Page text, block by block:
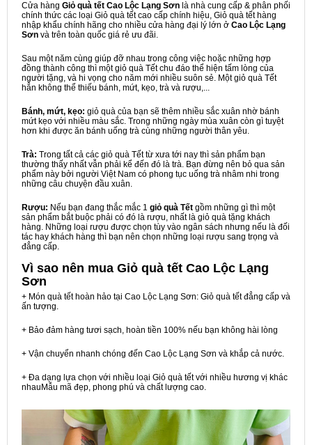
Cửa hàng Giỏ quà tết Cao Lộc Lạng Sơn là nhà cung cấp & phân phối
chính thức các loại Giỏ quà tết cao cấp chính hiệu, Giỏ quà tết hàng
nhập khẩu chính hãng cho nhiều cửa hàng đại lý lớn ở Cao Lộc Lạng
Sơn và trên toàn quốc giá rẻ ưu đãi.
Sau một năm cùng giúp đỡ nhau trong công việc hoặc những hợp
đồng thành công thì một giỏ quà Tết chu đáo thể hiện tấm lòng của
người tặng, và hi vọng cho năm mới nhiều suôn sẻ. Một giỏ quà Tết
hẳn không thể thiếu bánh, mứt, kẹo, trà và rượu,...
Bánh, mứt, kẹo: giỏ quà của bạn sẽ thêm nhiều sắc xuân nhờ bánh
mứt kẹo với nhiều màu sắc. Trong những ngày mùa xuân còn gì tuyệt
hơn khi được ăn bánh uống trà cùng những người thân yêu.
Trà: Trong tất cả các giỏ quà Tết từ xưa tới nay thì sản phẩm bạn
thường thấy nhất vẫn phải kể đến đó là trà. Bạn đừng nên bỏ qua sản
phẩm này bởi người Việt Nam có phong tục uống trà nhâm nhi trong
những câu chuyện đầu xuân.
Rượu: Nếu bạn đang thắc mắc 1 giỏ quà Tết gồm những gì thì một
sản phẩm bắt buộc phải có đó là rượu, nhất là giỏ quà tặng khách
hàng. Những loại rượu được chọn tùy vào ngân sách nhưng nếu là đối
tác hay khách hàng thì bạn nên chọn những loại rượu sang trọng và
đẳng cấp.
Vì sao nên mua Giỏ quà tết Cao Lộc Lạng
Sơn
+ Món quà tết hoàn hảo tại Cao Lộc Lạng Sơn: Giỏ quà tết đẳng cấp và
ấn tượng.
+ Bảo đảm hàng tươi sạch, hoàn tiền 100% nếu bạn không hài lòng
+ Vận chuyển nhanh chóng đến Cao Lộc Lạng Sơn và khắp cả nước.
+ Đa dạng lựa chọn với nhiều loại Giỏ quà tết với nhiều hương vị khác
nhauMẫu mã đẹp, phong phú và chất lượng cao.